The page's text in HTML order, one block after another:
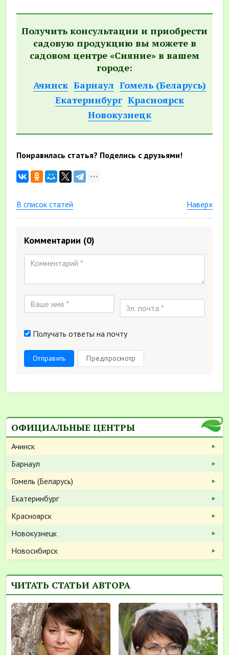
Получить консультации и приобрести
садовую продукцию вы можете в
садовом центре «Сияние» в вашем
городе:
Ачинск Барнаул Гомель (Беларусь)
Екатеринбург Красноярск
Новокузнецк
Понравилась статья? Поделись с друзьями!
В список статей Наверх
Комментарии (0)
Получать ответы на почту
Отправить Предпросмотр
ОФИЦИАЛЬНЫЕ ЦЕНТРЫ
Ачинск
Барнаул
Гомель (Беларусь)
Екатеринбург
Красноярск
Новокузнецк
Новосибирск
ЧИТАТЬ СТАТЬИ АВТОРА